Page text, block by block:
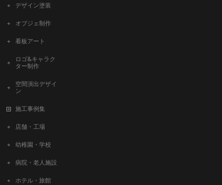
デザイン塗装
オブジェ制作
看板アート
ロゴ&キャラク
ター制作
空間演出デザイ
ン
施工事例集
店舗・工場
幼稚園・学校
病院・老人施設
ホテル・旅館